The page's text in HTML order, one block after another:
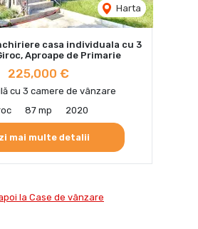
Harta
casa individuala cu 3
Aproape de Primarie
225,000 €
cu 3 camere de vânzare
87 mp 2020
mai multe detalii
la Case de vânzare